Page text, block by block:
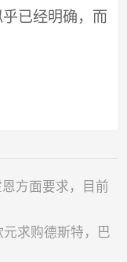
已经明确，而
方面要求，目前
求购德斯特，巴